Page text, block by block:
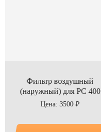
Фильтр воздушный
(наружный) для PC 400
Цена: 3500 ₽